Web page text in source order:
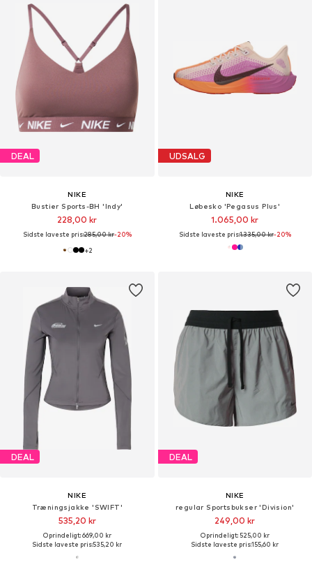
DEAL
NIKE
Bustier Sports-BH 'Indy'
228,00 kr
Sidste laveste pris:285,00 kr-20%
+2
UDSALG
NIKE
Løbesko 'Pegasus Plus'
1.065,00 kr
Sidste laveste pris:1.335,00 kr-20%
DEAL
NIKE
Træningsjakke 'SWIFT'
535,20 kr
Oprindeligt: 669,00 kr
Sidste laveste pris:535,20 kr
DEAL
NIKE
regular Sportsbukser 'Division'
249,00 kr
Oprindeligt: 525,00 kr
Sidste laveste pris:155,60 kr